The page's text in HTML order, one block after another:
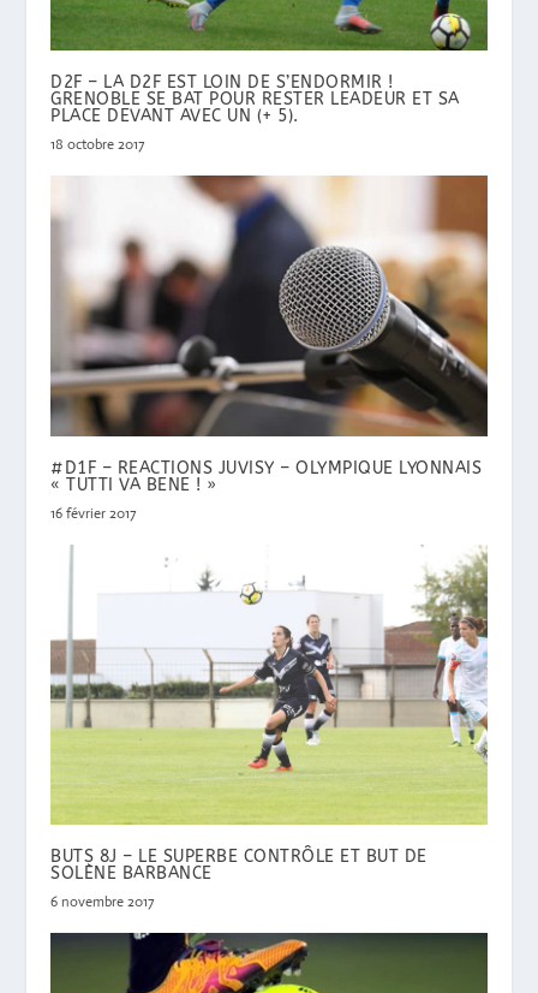
D2F – LA D2F EST LOIN DE S’ENDORMIR !
GRENOBLE SE BAT POUR RESTER LEADEUR ET SA
PLACE DEVANT AVEC UN (+ 5).
18 octobre 2017
#D1F – REACTIONS JUVISY – OLYMPIQUE LYONNAIS
« TUTTI VA BENE ! »
16 février 2017
BUTS 8J – LE SUPERBE CONTRÔLE ET BUT DE
SOLÈNE BARBANCE
6 novembre 2017